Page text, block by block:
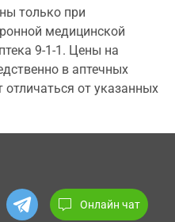
только при
медицинской
9-1-1. Цены на
в аптечных
отличаться от указанных
Онлайн чат